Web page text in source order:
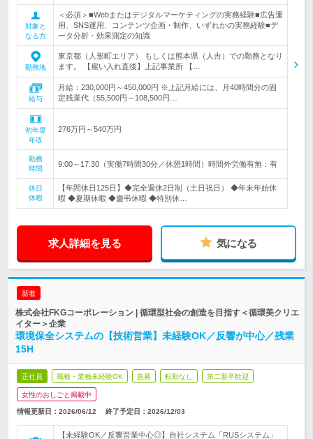
対象と
なる方
＜必須＞■Webまたはデジタルマーケティングの実務経験■広告運
用、SNS運用、コンテンツ企画・制作、いずれかの実務経験■デ
ータ分析・効果測定の知識
勤務地
東京都（人形町エリア） もしくは熊本県（人吉）での勤務となり
ます。 【雇い入れ直後】上記事業所 【…
給与
月給：230,000円～450,000円 ※上記月給には、月40時間分の固
定残業代（55,500円～108,500円…
初年度
年収
276万円～540万円
勤務
時間
9:00～17:30（実働7時間30分／休憩1時間）時間外労働有無：有
休日
休暇
【年間休日125日】◆完全週休2日制（土日祝日） ◆年末年始休
暇 ◆夏期休暇 ◆慶弔休暇 ◆特別休…
求人詳細を見る 気になる
新着
株式会社FKGコーポレーション | 循環型社会の創造を目指す＜循環美クリエ
イター＞企業
環境保全システムの【技術営業】未経験OK／反響が中心／残業
15H
正社員 職種・業種未経験OK 急募 転勤なし 第二新卒歓迎
女性のおしごと掲載中
情報更新日：2026/06/12 終了予定日： 2026/12/03
【未経験OK／反響営業中心◎】自社システム「RUSシステム」